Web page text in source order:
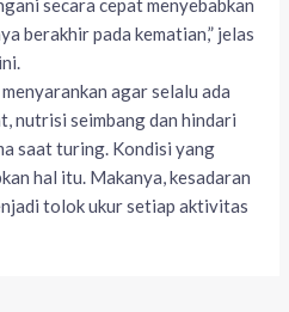
secara cepat menyebabkan
berakhir pada kematian,” jelas
agar selalu ada
nutrisi seimbang dan hindari
saat turing. Kondisi yang
hal itu. Makanya, kesadaran
tolok ukur setiap aktivitas